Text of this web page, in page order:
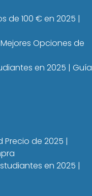
de 100 € en 2025 |
Opciones de
en 2025 | Guía
Precio de 2025 |
en 2025 |